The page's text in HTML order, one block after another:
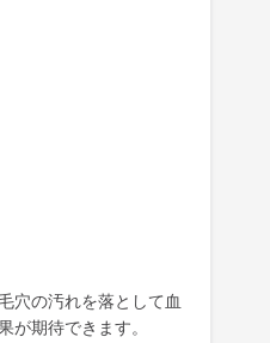
穴の汚れを落として血
が期待できます。